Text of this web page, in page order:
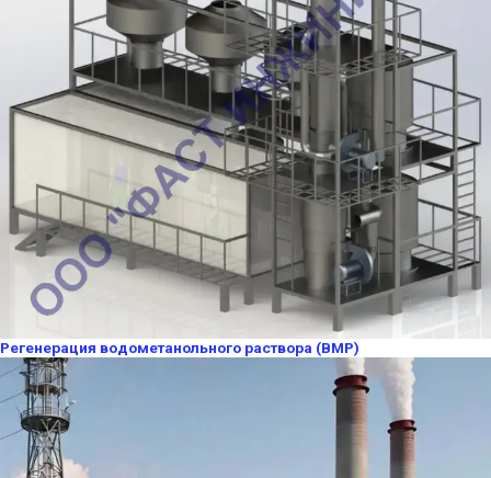
Регенерация водометанольного раствора (ВМР)